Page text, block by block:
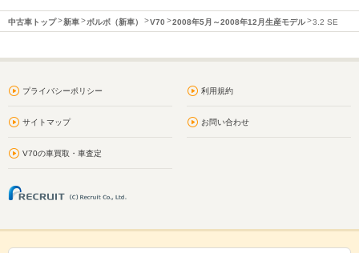
中古車トップ 新車 ボルボ（新車） V70 2008年5月～2008年12月生産モデル 3.2 SE
プライバシーポリシー 利用規約
サイトマップ お問い合わせ
V70の車買取・車査定